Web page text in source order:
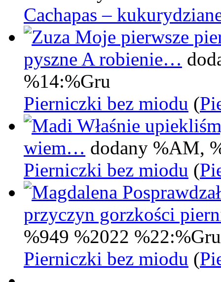
Cachapas –
Moje pierwsze
pyszne A robienie…
%14:%Gru
Pierniczki bez miodu (
Właśnie
wiem… dodany %AM,
Pierniczki bez miodu (
przyczyn gorzkości
%949 %2022 %22:%Gru
Pierniczki bez miodu (